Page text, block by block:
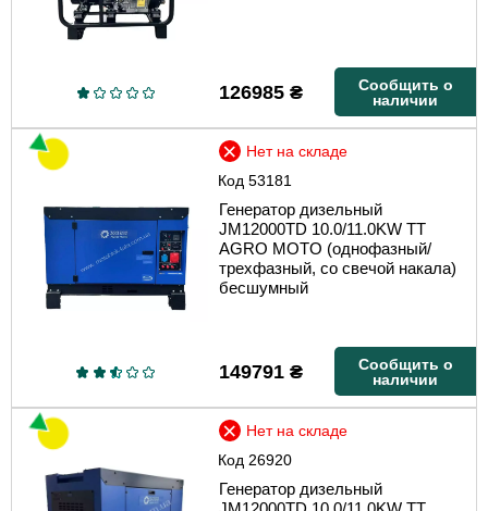
126985₴
Сообщить о
наличии
Код53181
Нет на складе
Генератор дизельный
JM12000TD 10.0/11.0KW TT
AGRO MOTO (однофазный/
трехфазный, со свечой накала)
бесшумный
149791₴
Сообщить о
наличии
Код 26920
Нет на складе
Генератор дизельный